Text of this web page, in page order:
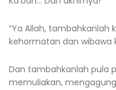
“Ya Allah, tambahkanlah
kehormatan dan wibawa
Dan tambahkanlah pula
memuliakan,